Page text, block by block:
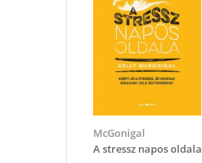
McGonigal
A stressz napos oldala